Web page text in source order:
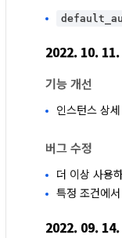
2022. 10. 11.
기능 개선
인스턴스 상
버그 수정
더 이상 사용
특정 조건에
2022. 09. 14.